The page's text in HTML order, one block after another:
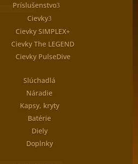
Príslušenstvo
Cievky
Cievky SIMPLEX+
Cievky The LEGEND
Cievky PulseDive
Slúchadlá
Náradie
Kapsy, kryty
Batérie
Diely
Doplnky
Je zariadenie v záruke?